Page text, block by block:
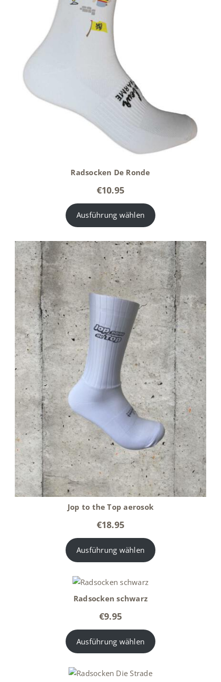
Radsocken De Ronde
€10.95
Ausführung wählen
Jop to the Top aerosok
€18.95
Ausführung wählen
Radsocken schwarz
€9.95
Ausführung wählen